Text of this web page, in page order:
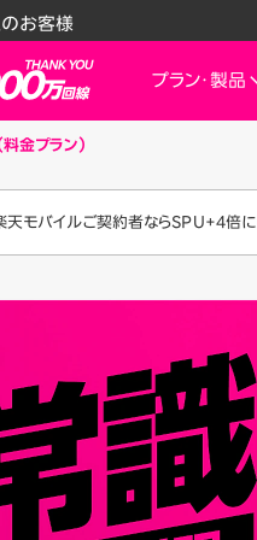
お客様
Mobile
プラン・製品
料金シミュレーション
Android
Wi-Fiルーター
アクセサリ
Rakuten 認定中古
スマートフォン
お申し込みキャ
ご利用特典・キ
楽天モバイルをご利
お知らせ・その他
お知らせ
スーパーホーダイ／組み合わせ
金プラン）
天モバイルご契約者ならSPU+4倍に